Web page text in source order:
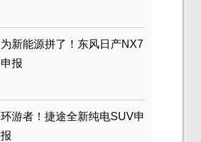
为新能源拼了！东风日产NX7
申报
环游者！捷途全新纯电SUV申
报